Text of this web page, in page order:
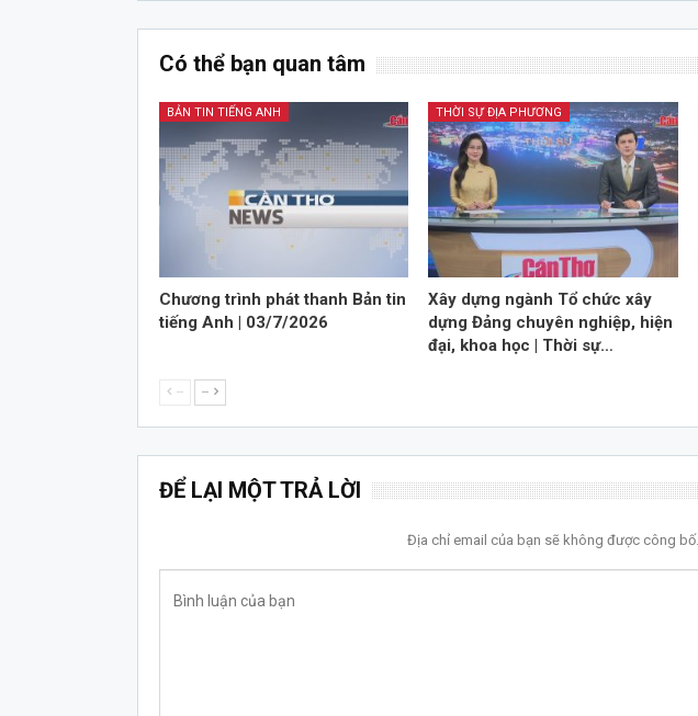
Có thể bạn quan tâm
BẢN TIN TIẾNG ANH
Chương trình phát thanh Bản tin
tiếng Anh | 03/7/2026
THỜI SỰ ĐỊA PHƯƠNG
Xây dựng ngành Tổ chức xây
dựng Đảng chuyên nghiệp, hiện
đại, khoa học | Thời sự…
-- --
ĐỂ LẠI MỘT TRẢ LỜI
Địa chỉ email của bạn sẽ không được công bố.